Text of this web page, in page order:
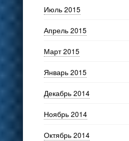
Июль 2015
Апрель 2015
Март 2015
Январь 2015
Декабрь 2014
Ноябрь 2014
Октябрь 2014